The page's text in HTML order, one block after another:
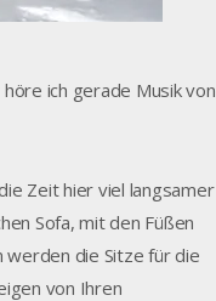
ich gerade Musik von
Zeit hier viel langsamer
Sofa, mit den Füßen
werden die Sitze für die
von Ihren